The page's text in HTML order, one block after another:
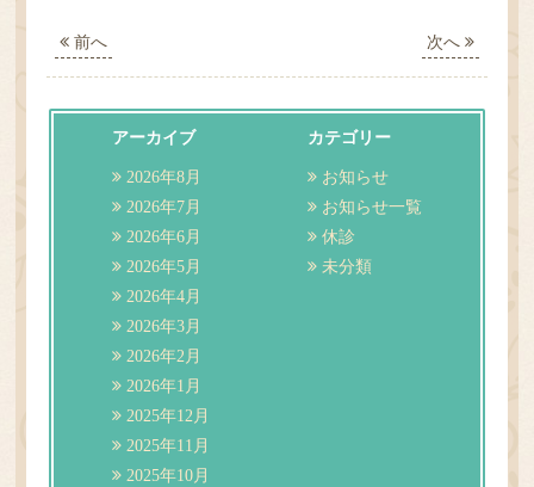
前へ 次へ
アーカイブ
2026年8月
2026年7月
2026年6月
2026年5月
2026年4月
2026年3月
2026年2月
2026年1月
2025年12月
2025年11月
2025年10月
カテゴリー
お知らせ
お知らせ一覧
休診
未分類
アクセス・担当医表
ご予約／順番どり